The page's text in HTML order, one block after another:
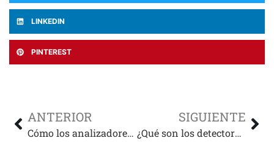
LINKEDIN
PINTEREST
ANTERIOR
Cómo los analizadores de emisiones garantizan un mejor rendimiento de los equipos
SIGUIENTE
¿Qué son los detectores de gas y cómo se utilizan en diversas industrias?